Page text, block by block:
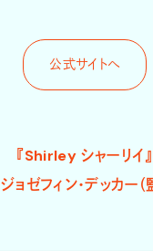
公式サイトへ
『Shirley シャーリイ』
ジョゼフィン・デッカー（